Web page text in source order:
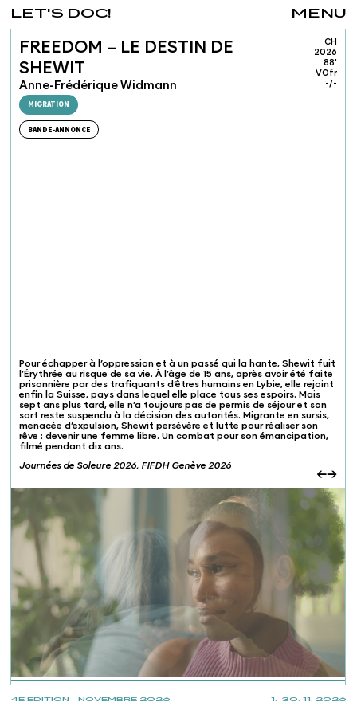
1.-30. 11. 2026
4E ÉDITION - NOVEMBRE 2026
MENU
LET'S DOC!
FREEDOM – LE DESTIN DE
SHEWIT
Anne-Frédérique Widmann
MIGRATION
BANDE-ANNONCE
CH
2026
88'
VOfr
-/-
Pour échapper à l’oppression et à un passé qui la hante, Shewit fuit
l’Érythrée au risque de sa vie. À l’âge de 15 ans, après avoir été faite
prisonnière par des trafiquants d’êtres humains en Lybie, elle rejoint
enfin la Suisse, pays dans lequel elle place tous ses espoirs. Mais
sept ans plus tard, elle n’a toujours pas de permis de séjour et son
sort reste suspendu à la décision des autorités. Migrante en sursis,
menacée d’expulsion, Shewit persévère et lutte pour réaliser son
rêve : devenir une femme libre. Un combat pour son émancipation,
filmé pendant dix ans.
Journées de Soleure 2026, FIFDH Genève 2026
←→
Invité·es